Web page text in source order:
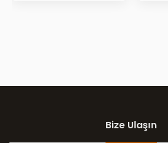
Bize Ulaşın